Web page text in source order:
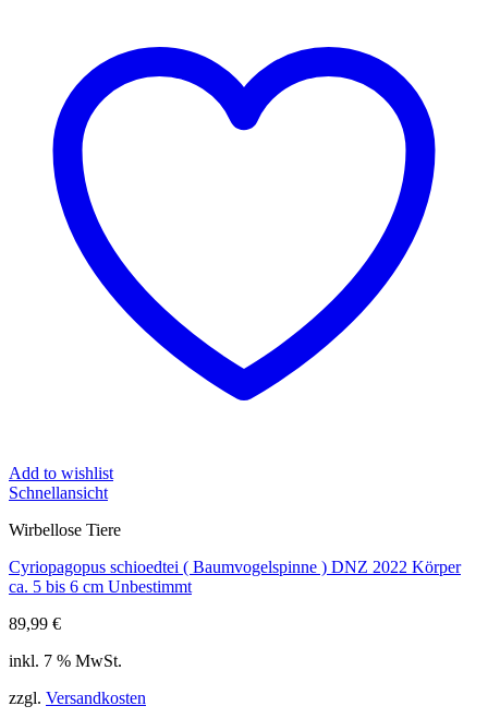
Add to wishlist
Schnellansicht
Wirbellose Tiere
Cyriopagopus schioedtei ( Baumvogelspinne ) DNZ 2022 Körper
ca. 5 bis 6 cm Unbestimmt
89,99 €
inkl. 7 % MwSt.
zzgl. Versandkosten